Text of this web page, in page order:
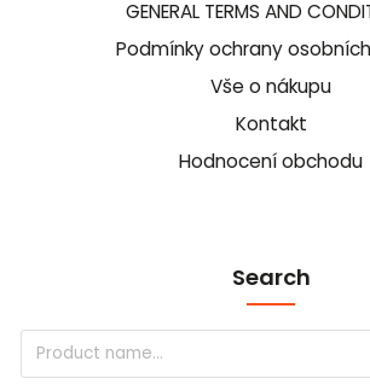
GENERAL TERMS AND
Podmínky ochrany
Vše o nákupu
Kontakt
Hodnocení obchodu
Search